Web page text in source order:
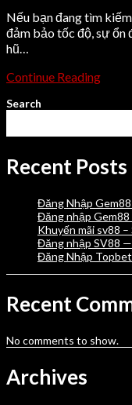
Nếu bạn đang tìm
đảm bảo tốc độ, sự ổn
hũ…
Continue Reading
Search
Recent Posts
Đăng Nhập
Đăng nhập Gem88
Khuyến mãi sv88
Đăng nhập SV88
Đăng Nhập
Recent
No comments to show.
Archives